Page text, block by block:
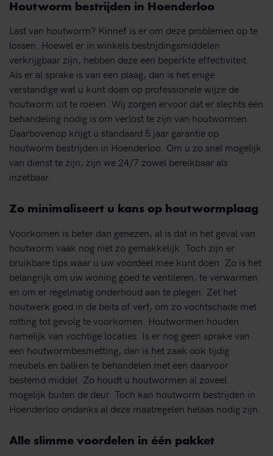
Houtworm bestrijden in Hoenderloo
Last van houtworm? Kinnef is er om deze problemen op te
lossen. Hoewel er in winkels bestrijdingsmiddelen
verkrijgbaar zijn, hebben deze een beperkte effectiviteit.
Als er al sprake is van een plaag, dan is het enige
verstandige wat u kunt doen op professionele wijze de
houtworm uit te roeien. Wij zorgen ervoor dat er slechts één
behandeling nodig is om verlost te zijn van houtwormen.
Daarbovenop krijgt u standaard 5 jaar garantie op
houtworm bestrijden in Hoenderloo. Om u zo snel mogelijk
van dienst te zijn, zijn we 24/7 zowel bereikbaar als
inzetbaar.
Zo minimaliseert u kans op houtwormplaag
Voorkomen is beter dan genezen, al is dat in het geval van
houtworm vaak nog niet zo gemakkelijk. Toch zijn er
bruikbare tips waar u uw voordeel mee kunt doen. Zo is het
belangrijk om uw woning goed te ventileren, te verwarmen
en om er regelmatig onderhoud aan te plegen. Zet het
houtwerk goed in de beits of verf, om zo vochtschade met
rotting tot gevolg te voorkomen. Houtwormen houden
namelijk van vochtige locaties. Is er nog geen sprake van
een houtwormbesmetting, dan is het zaak ook tijdig
meubels en balken te behandelen met een daarvoor
bestemd middel. Zo houdt u houtwormen al zoveel
mogelijk buiten de deur. Toch kan houtworm bestrijden in
Hoenderloo ondanks al deze maatregelen helaas nodig zijn.
Alle slimme voordelen in één pakket